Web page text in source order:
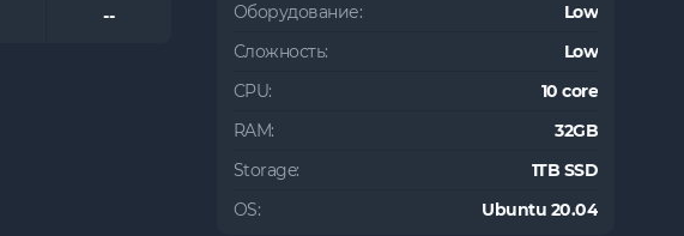
--
Оборудование:
Low
Сложность:
Low
CPU:
10 core
RAM:
32GB
Storage:
1TB SSD
OS:
Ubuntu 20.04